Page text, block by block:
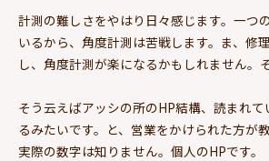
計測の難しさをやはり日々感じます。一つ
いるから、角度計測は苦戦します。ま、修
し、角度計測が楽になるかもしれません。
そう云えばアッシの所のHP結構、読まれて
るみたいです。と、営業をかけられた方が
実際の数字は知りません。個人のHPです。